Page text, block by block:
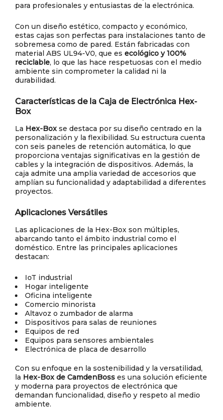
para profesionales y entusiastas de la electrónica.
Con un diseño estético, compacto y económico,
estas cajas son perfectas para instalaciones tanto de
sobremesa como de pared. Están fabricadas con
material ABS UL94-V0, que es ecológico y 100%
reciclable, lo que las hace respetuosas con el medio
ambiente sin comprometer la calidad ni la
durabilidad.
Características de la Caja de Electrónica Hex-
Box
La Hex-Box se destaca por su diseño centrado en la
personalización y la flexibilidad. Su estructura cuenta
con seis paneles de retención automática, lo que
proporciona ventajas significativas en la gestión de
cables y la integración de dispositivos. Además, la
caja admite una amplia variedad de accesorios que
amplían su funcionalidad y adaptabilidad a diferentes
proyectos.
Aplicaciones Versátiles
Las aplicaciones de la Hex-Box son múltiples,
abarcando tanto el ámbito industrial como el
doméstico. Entre las principales aplicaciones
destacan:
IoT industrial
Hogar inteligente
Oficina inteligente
Comercio minorista
Altavoz o zumbador de alarma
Dispositivos para salas de reuniones
Equipos de red
Equipos para sensores ambientales
Electrónica de placa de desarrollo
Con su enfoque en la sostenibilidad y la versatilidad,
la Hex-Box de CamdenBoss es una solución eficiente
y moderna para proyectos de electrónica que
demandan funcionalidad, diseño y respeto al medio
ambiente.